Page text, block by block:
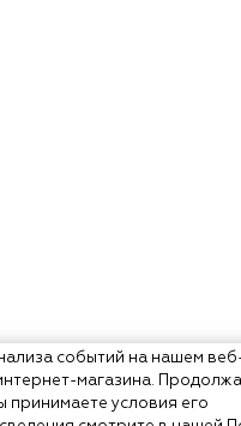
событий на нашем
магазина.
принимаете условия его